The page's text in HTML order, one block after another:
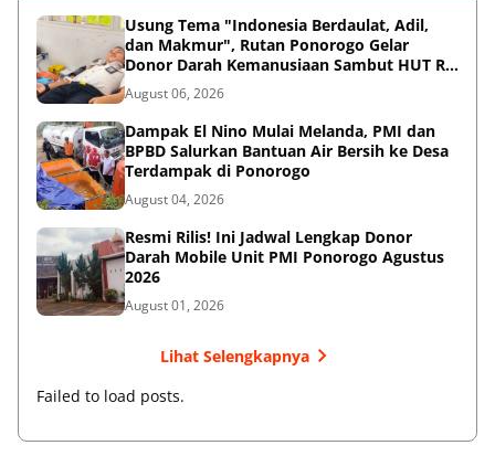
Usung Tema "Indonesia Berdaulat, Adil,
dan Makmur", Rutan Ponorogo Gelar
Donor Darah Kemanusiaan Sambut HUT RI
ke-81
August 06, 2026
Dampak El Nino Mulai Melanda, PMI dan
BPBD Salurkan Bantuan Air Bersih ke Desa
Terdampak di Ponorogo
August 04, 2026
Resmi Rilis! Ini Jadwal Lengkap Donor
Darah Mobile Unit PMI Ponorogo Agustus
2026
August 01, 2026
Lihat Selengkapnya
Failed to load posts.